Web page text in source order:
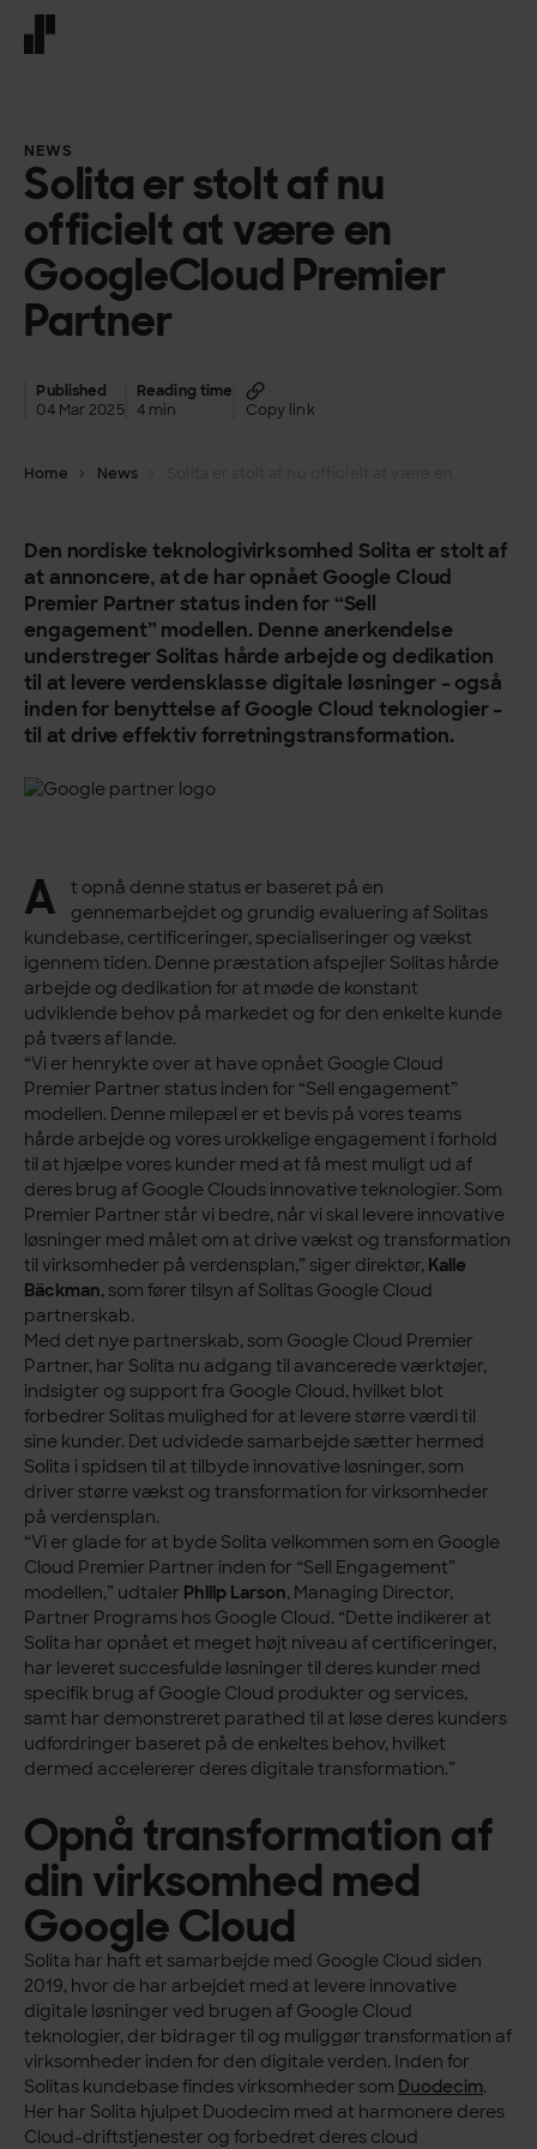
NEWS
Solita er stolt af nu
officielt at være en
GoogleCloud Premier
Partner
Published
04 Mar 2025
Reading time
4 min
Copy link
Home News
Den nordiske teknologivirksomhed Solita er stolt af
at annoncere, at de har opnået Google Cloud
Premier Partner status inden for “Sell
engagement” modellen. Denne anerkendelse
understregerSolitas hårde arbejde og dedikation
til at levere verdensklasse digitale løsninger – også
inden for benyttelse af Google Cloudteknologier –
til at drive effektiv forretningstransformation.
A
t opnå denne status er baseret på en
gennemarbejdet og grundig evaluering af Solitas
kundebase, certificeringer, specialiseringer og vækst
igennem tiden. Denne præstation afspejler Solitas hårde
arbejde og dedikation for at møde de konstant
udviklende behov på markedet og for den enkelte kunde
på tværs af lande.
“Vi er henrykte over at have opnået Google Cloud
Premier Partner status inden for “Sell engagement”
modellen. Denne milepæl er et bevis på vores teams
hårde arbejde og vores urokkelige engagement i forhold
til at hjælpe vores kunder med at få mest muligt ud af
deres brug af Google Clouds innovative teknologier. Som
Premier Partner står vi bedre, når vi skal levere innovative
løsninger med målet om at drive vækst og transformation
til virksomheder på verdensplan,” siger direktør, Kalle
Bäckman, som fører tilsyn af Solitas Google Cloud
partnerskab.
Med det nye partnerskab, som Google Cloud Premier
Partner, har Solita nu adgang til avancerede værktøjer,
indsigter og support fra Google Cloud, hvilket blot
forbedrer Solitas mulighed for at levere større værdi til
sine kunder. Det udvidede samarbejde sætter hermed
Solita i spidsen til at tilbyde innovative løsninger, som
driver større vækst og transformation for virksomheder
på verdensplan.
“Vi er glade for at byde Solita velkommen som en Google
Cloud Premier Partner inden for “Sell Engagement”
modellen,” udtaler Philip Larson, Managing Director,
Partner Programs hos Google Cloud. “Dette indikerer at
Solita har opnået et meget højt niveau af certificeringer,
har leveret succesfulde løsninger til deres kunder med
specifik brug af Google Cloud produkter og services,
samt har demonstreret parathed til at løse deres kunders
udfordringer baseret på de enkeltes behov, hvilket
dermed accelererer deres digitale transformation.”
Opnå transformation af
din virksomhed med
Google Cloud
Solita har haft et samarbejde med Google Cloud siden
2019, hvor de har arbejdet med at levere innovative
digitale løsninger ved brugen af Google Cloud
teknologier, der bidrager til og muliggør transformation af
virksomheder inden for den digitale verden. Inden for
Solitas kundebase findes virksomheder som Duodecim.
Her har Solita hjulpet Duodecim med at harmonere deres
Cloud-driftstjenester og forbedret deres cloud